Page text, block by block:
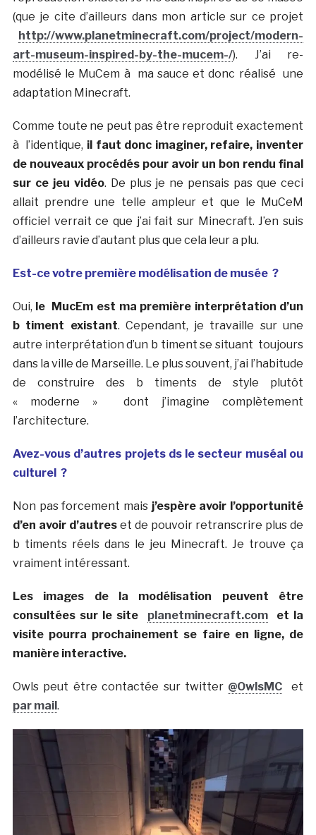
(que je cite d’ailleurs dans mon article sur ce projet
http://www.planetminecraft.com/project/modern-
art-museum-inspired-by-the-mucem-/). J’ai re-
modélisé le MuCem à ma sauce et donc réalisé une
adaptation Minecraft.
Comme toute ne peut pas être reproduit exactement
à l’identique, il faut donc imaginer, refaire, inventer
de nouveaux procédés pour avoir un bon rendu final
sur ce jeu vidéo. De plus je ne pensais pas que ceci
allait prendre une telle ampleur et que le MuCeM
officiel verrait ce que j’ai fait sur Minecraft. J’en suis
d’ailleurs ravie d’autant plus que cela leur a plu.
Est-ce votre première modélisation de musée ?
Oui, le MucEm est ma première interprétation d’un
b timent existant. Cependant, je travaille sur une
autre interprétation d’un b timent se situant toujours
dans la ville de Marseille. Le plus souvent, j’ai l’habitude
de construire des b timents de style plutôt
« moderne » dont j’imagine complètement
l’architecture.
Avez-vous d’autres projets ds le secteur muséal ou
culturel ?
Non pas forcement mais j’espère avoir l’opportunité
d’en avoir d’autreset de pouvoir retranscrire plus de
b timents réels dans le jeu Minecraft. Je trouve ça
vraiment intéressant.
Les images de la modélisation peuvent être
consultées sur le site planetminecraft.comet la
visite pourra prochainement se faire en ligne, de
manière interactive.
Owls peut être contactée sur twitter @OwlsMC et
par mail.